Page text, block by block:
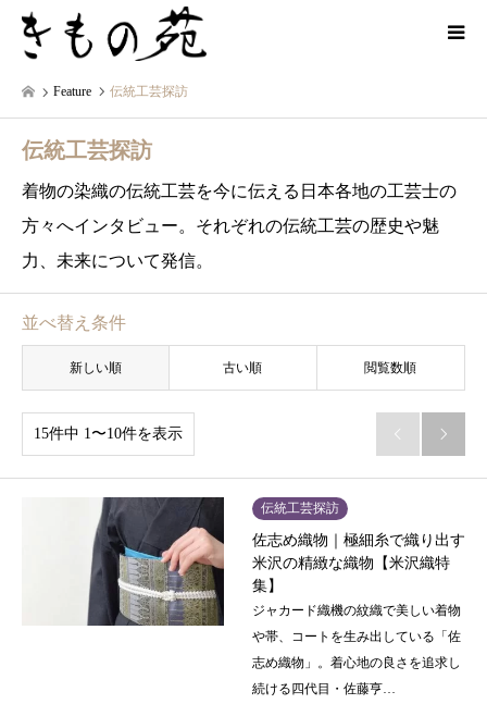
Feature 伝統工芸探訪
伝統工芸探訪
着物の染織の伝統工芸を今に伝える日本各地の工芸士の
方々へインタビュー。それぞれの伝統工芸の歴史や魅
力、未来について発信。
並べ替え条件
新しい順 古い順 閲覧数順
15件中 1〜10件を表示  
伝統工芸探訪
佐志め織物｜極細糸で織り出す
米沢の精緻な織物【米沢織特
集】
ジャカード織機の紋織で美しい着物
や帯、コートを生み出している「佐
志め織物」。着心地の良さを追求し
続ける四代目・佐藤亨…